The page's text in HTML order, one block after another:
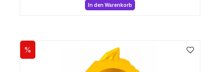
In den Warenkorb
Rabatt
%